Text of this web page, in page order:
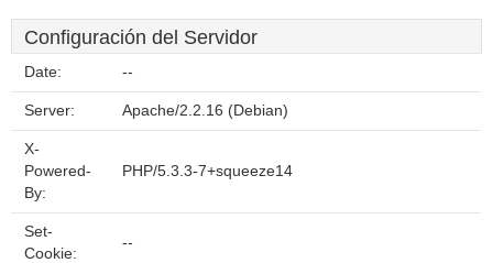
Configuración del Servidor
Date: --
Server: Apache/2.2.16 (Debian)
X-
Powered-
By:
PHP/5.3.3-7+squeeze14
Set-
Cookie:
--